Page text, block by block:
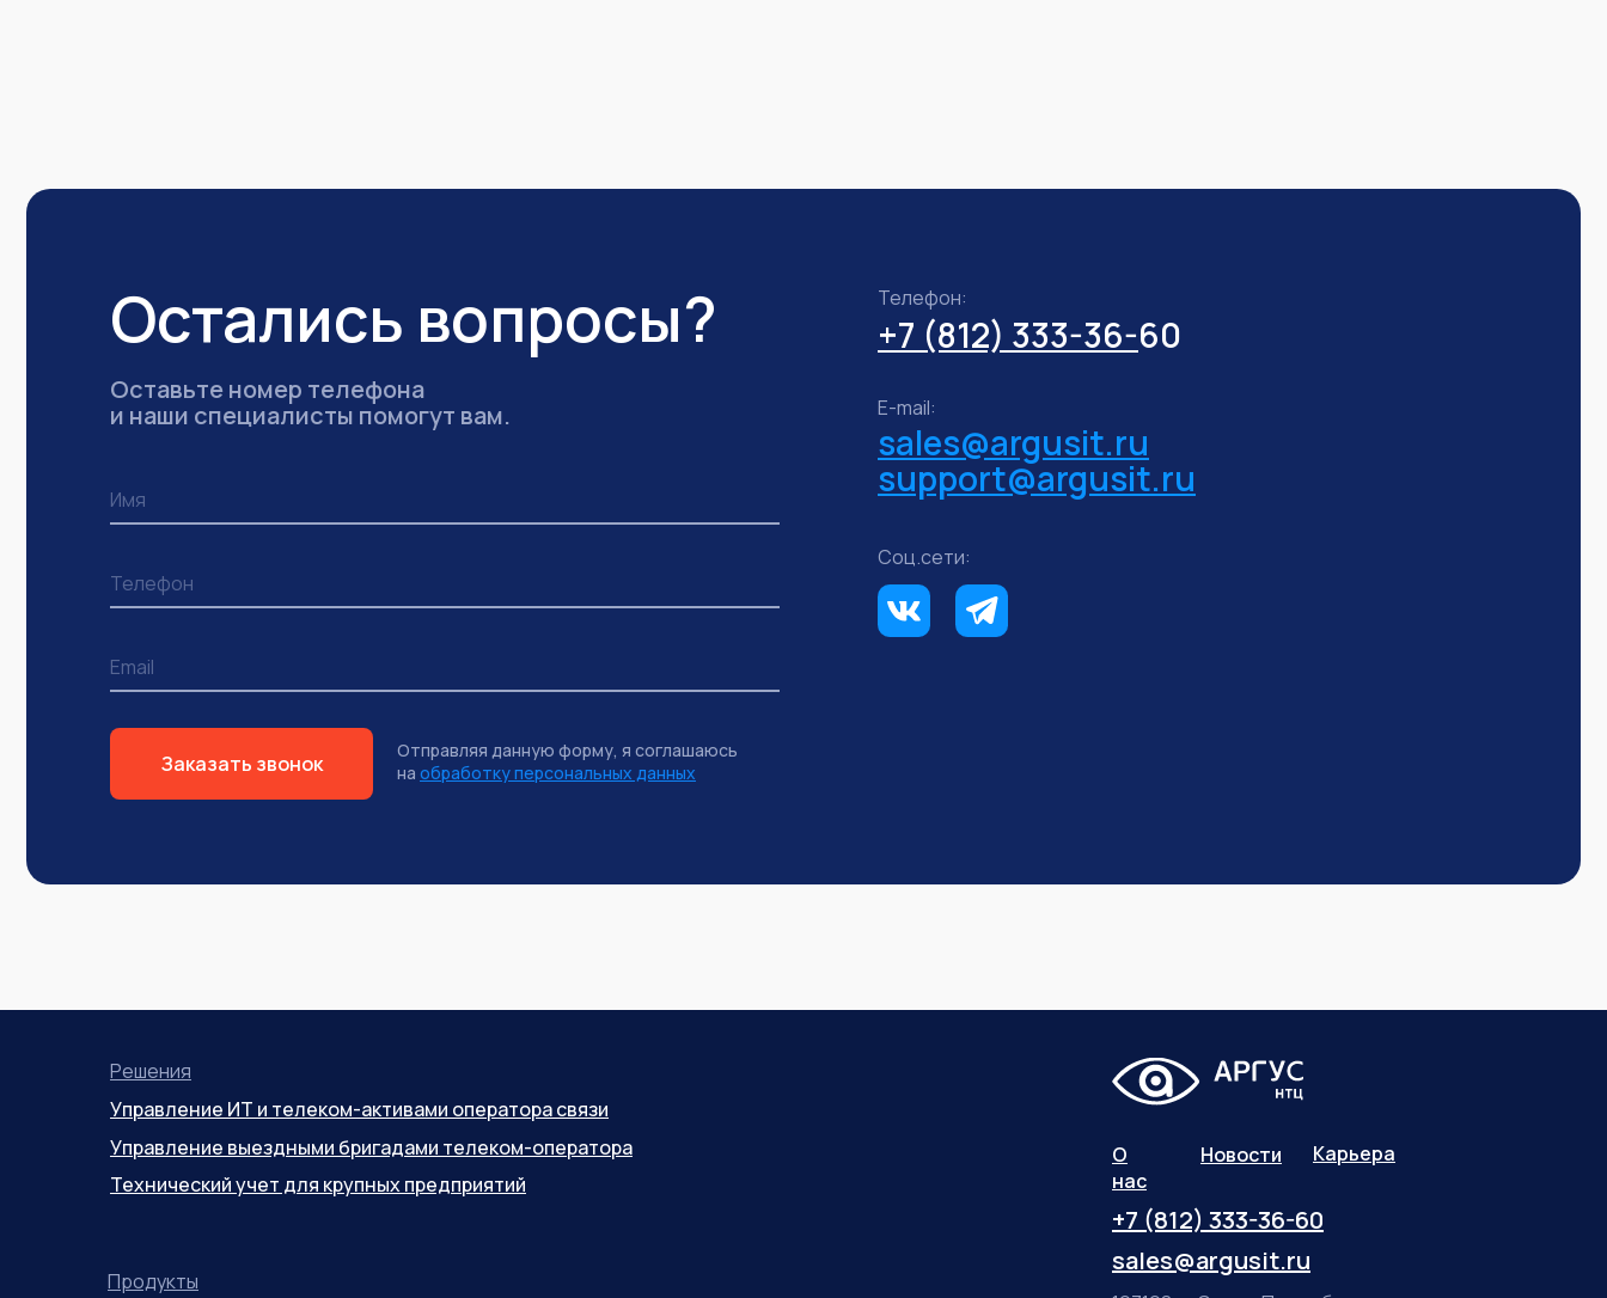
Остались вопросы?
Оставьте номер телефона
и наши специалисты помогут вам.
Заказать звонок
+7 (812) 333-36-60
Телефон:
E-mail:
Соц.сети:
support@argusit.ru
sales@argusit.ru
Отправляя данную форму, я соглашаюсь
на обработку персональных данных
Решения
Продукты
Управление ИТ и телеком-активами оператора связи
О
нас
+7 (812) 333-36-60
sales@argusit.ru
Новости Карьера
Управление выездными бригадами телеком-оператора
Технический учет для крупных предприятий